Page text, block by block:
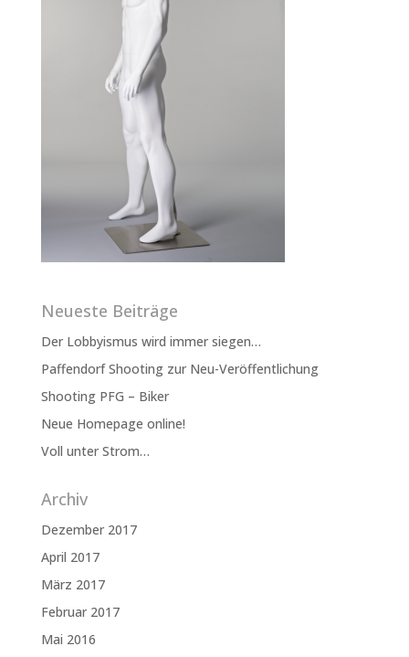
Neueste Beiträge
Der Lobbyismus wird immer siegen…
Paffendorf Shooting zur Neu-Veröffentlichung
Shooting PFG – Biker
Neue Homepage online!
Voll unter Strom…
Archiv
Dezember 2017
April 2017
März 2017
Februar 2017
Mai 2016